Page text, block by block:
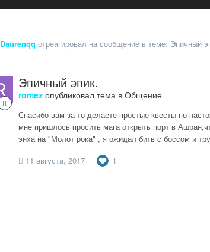
Daurenqq отреагировал на сообщение в теме: Эпичный
Эпичный эпик.
romezопубликовал тема в Общение
Спасибо вам за то делаете простые квесты по
мне пришлось просить мага открыть порт в
энха на "Молот рока" , я ожидал битв с боссом и
11 августа, 2017
1